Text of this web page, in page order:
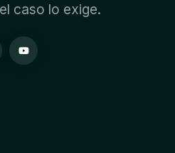
caso lo exige.